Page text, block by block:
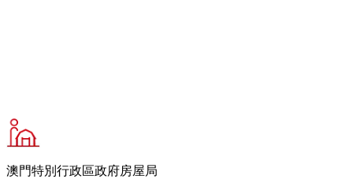
澳門特別行政區政府房屋局